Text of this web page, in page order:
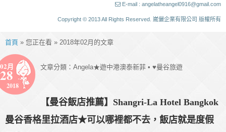
E-mail : angelatheangel0916@gmail.com
Copyright © 2013 All Rights Reserved. 崴儷企業有限公司 版權所有
首頁 » 您正在看 » 2018年02月的文章
02月
28
2018
文章分類： Angela★遊中港澳泰新菲 • ♥曼谷旅遊
【曼谷飯店推薦】Shangri-La Hotel Bangkok
曼谷香格里拉酒店★可以哪裡都不去，飯店就是度假